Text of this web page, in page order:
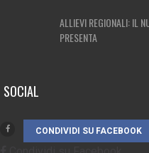
ALLIEVI REGIONALI: IL
PRESENTA
SOCIAL
CONDIVIDI SU FACEBOOK